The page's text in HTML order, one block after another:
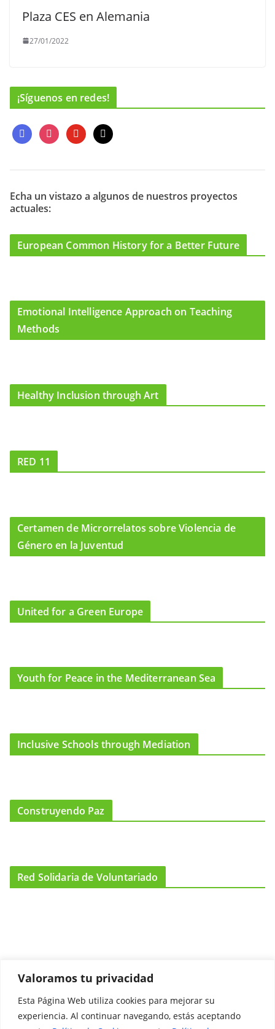
Valoramos tu privacidad
Esta Página Web utiliza cookies para mejorar su
experiencia. Al continuar navegando, estás aceptando
Plaza CES en Alemania
27/01/2022
¡Síguenos en redes!
f
a
e
o
o
i
n
t
g
r
m
y
o
t
b
m
a
l
Echa un vistazo a algunos de nuestros proyectos
actuales:
European Common History for a Better Future
Emotional Intelligence Approach on Teaching
Methods
Healthy Inclusion through Art
RED 11
Certamen de Microrrelatos sobre Violencia de
Género en la Juventud
United for a Green Europe
Youth for Peace in the Mediterranean Sea
Inclusive Schools through Mediation
Construyendo Paz
Red Solidaria de Voluntariado
Promociónate